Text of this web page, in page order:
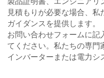
見積もりが必要な場合、
ガイダンスを提供します。
お問い合わせフォームに記
てください。私たちの専門
インバーターまたは電力シ